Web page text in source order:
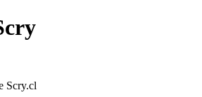
Scry.cl